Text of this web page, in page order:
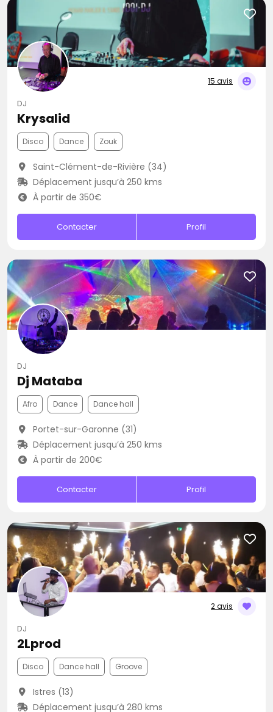
15 avis
DJ
Krysalid
Disco Dance Zouk
Saint-Clément-de-Rivière (34)
Déplacement jusqu’à 250 kms
À partir de 350€
Contacter Profil
DJ
Dj Mataba
Afro Dance Dance hall
Portet-sur-Garonne (31)
Déplacement jusqu’à 250 kms
À partir de 200€
Contacter Profil
2 avis
DJ
2Lprod
Disco Dance hall Groove
Istres (13)
Déplacement jusqu’à 280 kms